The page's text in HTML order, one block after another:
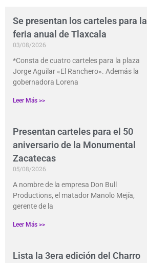
Se presentan los carteles para la
feria anual de Tlaxcala
03/08/2026
*Consta de cuatro carteles para la plaza
Jorge Aguilar «El Ranchero». Además la
gobernadora Lorena
Leer Más >>
Presentan carteles para el 50
aniversario de la Monumental
Zacatecas
05/08/2026
A nombre de la empresa Don Bull
Productions, el matador Manolo Mejía,
gerente de la
Leer Más >>
Lista la 3era edición del Charro